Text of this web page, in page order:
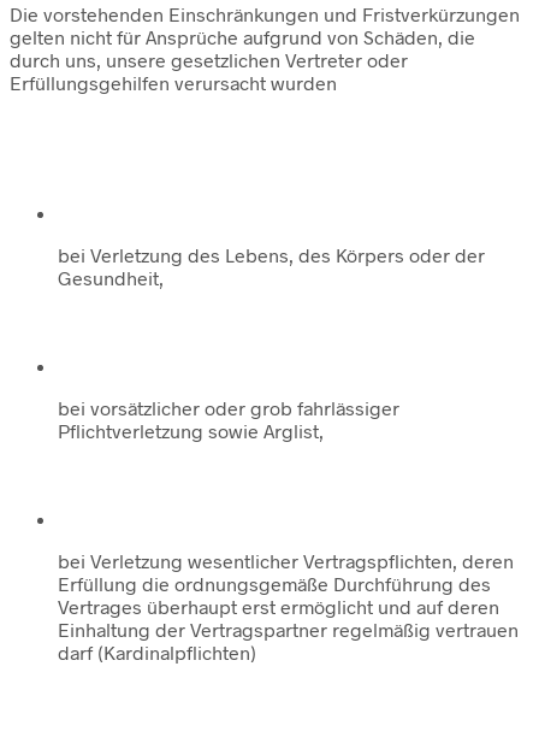
Die vorstehenden Einschränkungen und Fristverkürzungen
gelten nicht für Ansprüche aufgrund von Schäden, die
durch uns, unsere gesetzlichen Vertreter oder
Erfüllungsgehilfen verursacht wurden
bei Verletzung des Lebens, des Körpers oder der
Gesundheit,
bei vorsätzlicher oder grob fahrlässiger
Pflichtverletzung sowie Arglist,
bei Verletzung wesentlicher Vertragspflichten, deren
Erfüllung die ordnungsgemäße Durchführung des
Vertrages überhaupt erst ermöglicht und auf deren
Einhaltung der Vertragspartner regelmäßig vertrauen
darf (Kardinalpflichten)